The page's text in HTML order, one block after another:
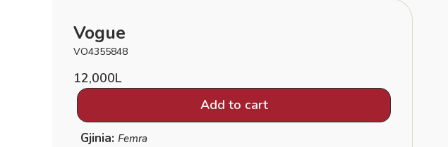
Vogue
VO4355848
12,000L
Add to cart
Gjinia:Femra